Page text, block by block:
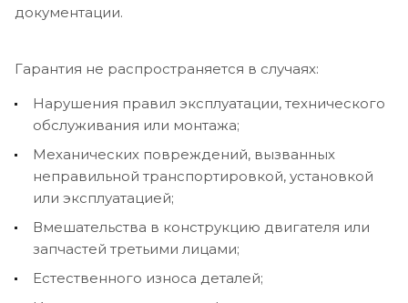
документации.
Гарантия не распространяется в случаях:
Нарушения правил эксплуатации, технического
обслуживания или монтажа;
Механических повреждений, вызванных
неправильной транспортировкой, установкой
или эксплуатацией;
Вмешательства в конструкцию двигателя или
запчастей третьими лицами;
Естественного износа деталей;